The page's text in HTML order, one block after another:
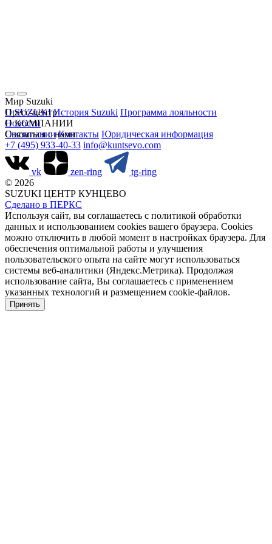
Мир Suzuki
О SUZUKI История Suzuki Программа лояльности
Пресс-центр
Новости
О КОМПАНИИ
О компании Контакты Юридическая информация
Связаться с нами
+7 (495) 933-40-33 info@kuntsevo.com
vk zen-ring
tg-ring
© 2026
SUZUKI ЦЕНТР КУНЦЕВО
Сделано в ПЕРКС
Используя сайт, вы соглашаетесь с политикой обработки
данных и использованием cookies вашего браузера. Cookies
можно отключить в любой момент в настройках браузера. Для
обеспечения оптимальной работы и улучшения
пользовательского опыта на сайте могут использоваться
системы веб-аналитики (Яндекс.Метрика). Продолжая
использование сайта, Вы соглашаетесь с применением
указанных технологий и размещением cookie-файлов.
Принять